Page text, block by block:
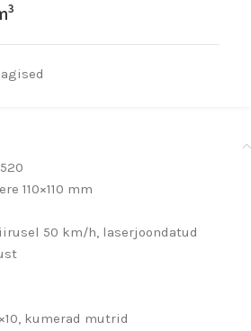
110×110 mm
50 km/h, laserjoondatud
kumerad mutrid